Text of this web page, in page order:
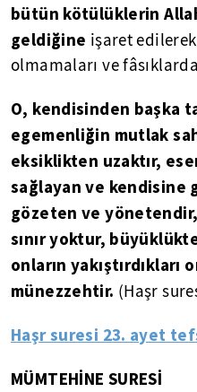
bütün kötülüklerin
geldiğine işaret
olmamaları ve
O, kendisinden başka
egemenliğin mutlak
eksiklikten uzaktır,
sağlayan ve kendisine
gözeten ve
sınır yoktur,
onların yakıştırdıkları
münezzehtir. (Haşr
Haşr suresi 23. ayet
MÜMTEHİNE SURESİ